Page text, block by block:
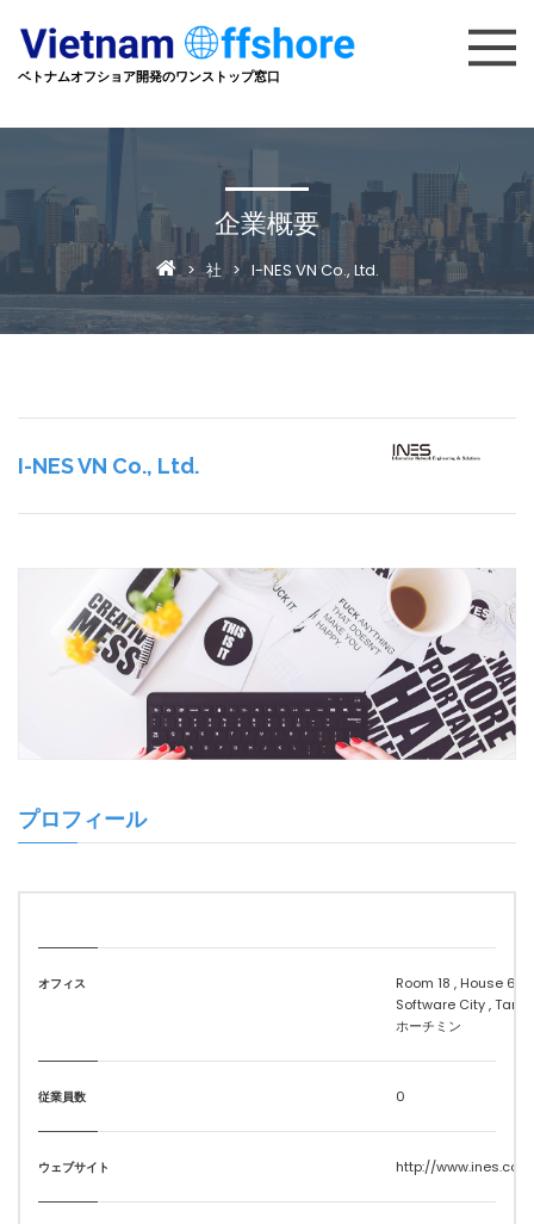
ベトナムオフショア開発のワンストップ窓口
企業概要
>社> I-NES VN Co., Ltd.
I-NES VN Co., Ltd.
プロフィール
オフィス
Room 18 , House 6A
Software City , Tan
ホーチミン
従業員数 0
ウェブサイト http://